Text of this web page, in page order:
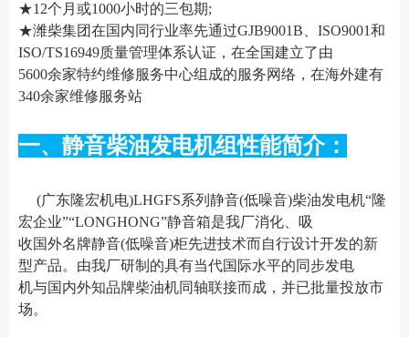
★12个月或1000小时的三包期;
★潍柴集团在国内同行业率先通过GJB9001B、ISO9001和
ISO/TS16949质量管理体系认证，在全国建立了由
5600余家特约维修服务中心组成的服务网络，在海外建有
340余家维修服务站
一、静音柴油发电机组性能简介：
(广东隆宏机电)LHGFS系列静音(低噪音)柴油发电机“隆
宏企业”“LONGHONG”静音箱是我厂消化、吸
收国外名牌静音(低噪音)柜先进技术而自行设计开发的新
型产品。由我厂研制的具有当代国际水平的同步发电
机与国内外知品牌柴油机同轴联接而成，并已批量投放市
场。